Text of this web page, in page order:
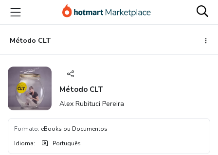
para
conteúdo
principal
para
pagamento
para
rodapéMétodo CLT
Método CLT
Alex Rubituci Pereira
Formato: eBooks ou Documentos
Idioma: Português